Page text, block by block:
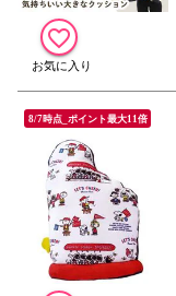
8/7時点_ポイント最大11倍